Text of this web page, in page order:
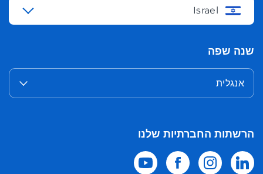
Israel
שנה שפה
אנגלית
הרשתות החברתיות שלנו